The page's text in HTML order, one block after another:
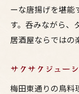
ーな唐揚げを堪能
す。呑みながら、
居酒屋ならではの
サクサクジュー
梅田東通りの鳥料